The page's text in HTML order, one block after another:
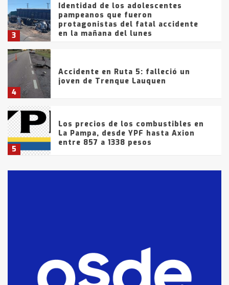
3
Identidad de los adolescentes
pampeanos que fueron
protagonistas del fatal accidente
en la mañana del lunes
4
Accidente en Ruta 5: falleció un
joven de Trenque Lauquen
5
Los precios de los combustibles en
La Pampa, desde YPF hasta Axion
entre 857 a 1338 pesos
fueron detenidos por
comercialización de drogas en la
tarde del sábado